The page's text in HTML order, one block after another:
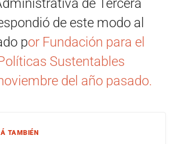
de Tercera
de este modo al
por Fundación para el
Sustentables
del año pasado.
TAMBIÉN